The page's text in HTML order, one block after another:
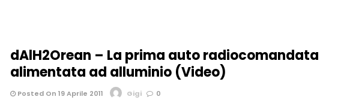
dAlH2Orean – La prima auto radiocomandata
alimentata ad alluminio (Video)
Posted On 19 Aprile 2011 Gigi 0